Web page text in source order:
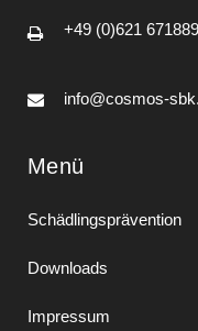
+49 (0)621
info@cosmos-
Menü
Schädlingsprävention
Downloads
Impressum